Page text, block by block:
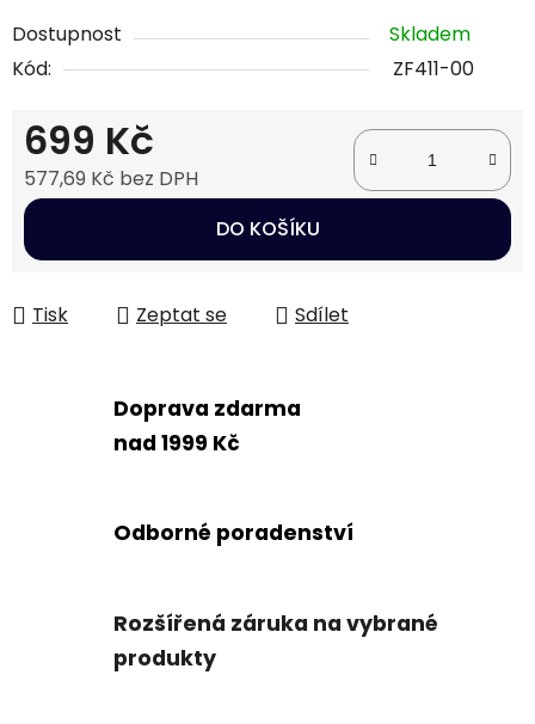
Dostupnost
Skladem
Kód:
ZF411-00
699 Kč
577,69 Kč bez DPH
Měrná cena:
DO KOŠÍKU
Tisk Zeptat se Sdílet
Doprava zdarma
nad 1999 Kč
Odborné poradenství
Rozšířená záruka na vybrané
produkty